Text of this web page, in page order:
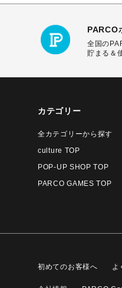
PARCO
全国の
貯まる＆
カテゴリー
全カテゴリーから探す
culture TOP
POP-UP SHOP TOP
PARCO GAMES TOP
初めてのお客様へ よ